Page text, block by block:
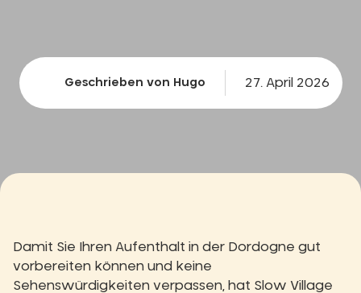
Geschrieben von Hugo 27. April 2026
Damit Sie Ihren Aufenthalt in der Dordogne gut
vorbereiten können und keine
Sehenswürdigkeiten verpassen, hat Slow Village